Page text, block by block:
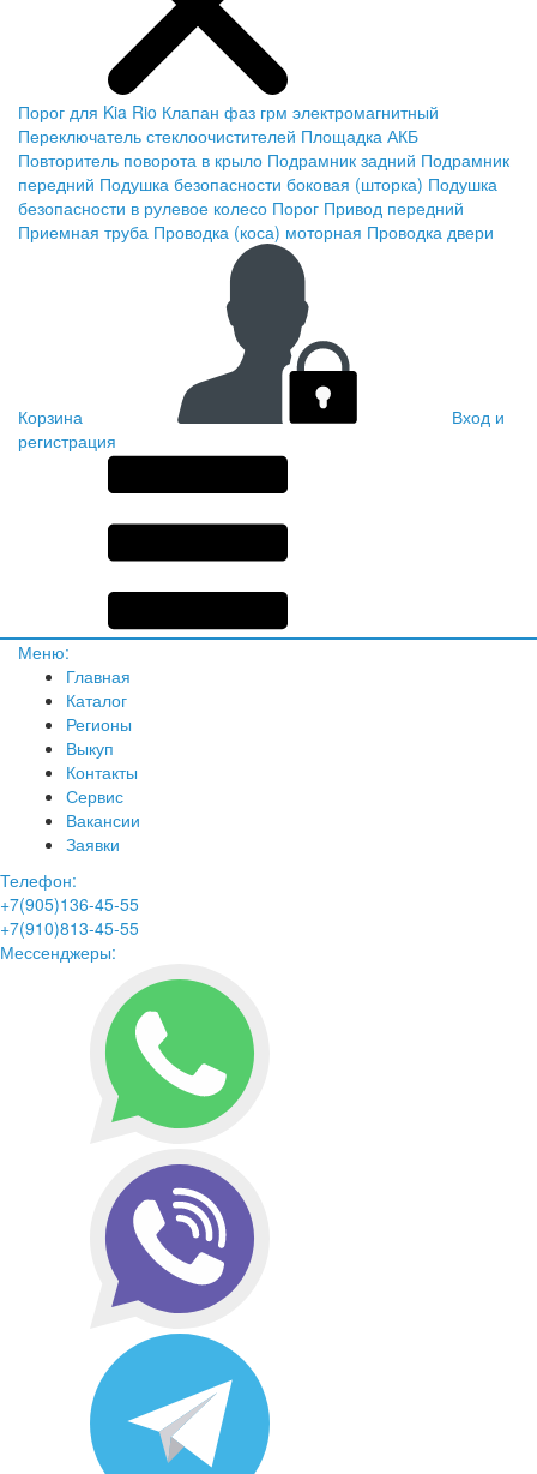
Порог для Kia Rio Клапан фаз грм электромагнитный
Переключатель стеклоочистителей Площадка АКБ
Повторитель поворота в крыло Подрамник задний Подрамник
передний Подушка безопасности боковая (шторка) Подушка
безопасности в рулевое колесо Порог Привод передний
Приемная труба Проводка (коса) моторная Проводка двери
Корзина
Вход и
регистрация
Меню:
Главная
Каталог
Регионы
Выкуп
Контакты
Сервис
Вакансии
Заявки
Телефон:
+7(905)136-45-55
+7(910)813-45-55
Мессенджеры: